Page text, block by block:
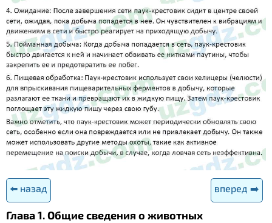
⬅️ назад вперед ➡️
Глава 1. Общие сведения о животных